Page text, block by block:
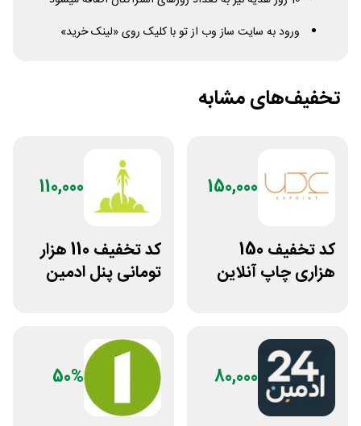
ورود به سایت ساز وب از تو با کلیک روی «لینک خرید»
تخفیف‌های مشابه
150,000
کد تخفیف 150
هزاری چاپ آنلاین
110,000
کد تخفیف 110 هزار
تومانی پنل ادمین
80,000
50%